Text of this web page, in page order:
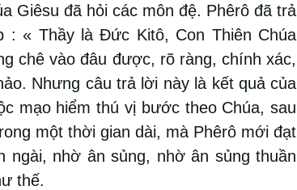
Giêsu đã hỏi các môn đệ. Phêrô đã trả
« Thầy là Đức Kitô, Con Thiên Chúa
chê vào đâu được, rõ ràng, chính xác,
Nhưng câu trả lời này là kết quả của
mạo hiểm thú vị bước theo Chúa, sau
một thời gian dài, mà Phêrô mới đạt
ngài, nhờ ân sủng, nhờ ân sủng thuần
thế.